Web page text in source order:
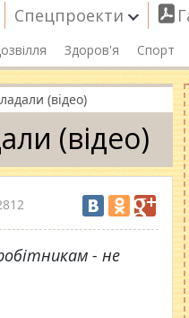
Спецпроекти
Здоров'я Спорт
(відео)
(відео)
- не